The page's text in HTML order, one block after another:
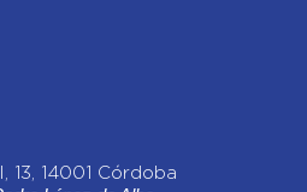
13, 14001 Córdoba